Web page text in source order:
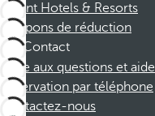
Dorint Hotels & Resorts
Coupons de réduction
Contact
Foire aux questions et aide
Réservation par téléphone
Contactez-nous